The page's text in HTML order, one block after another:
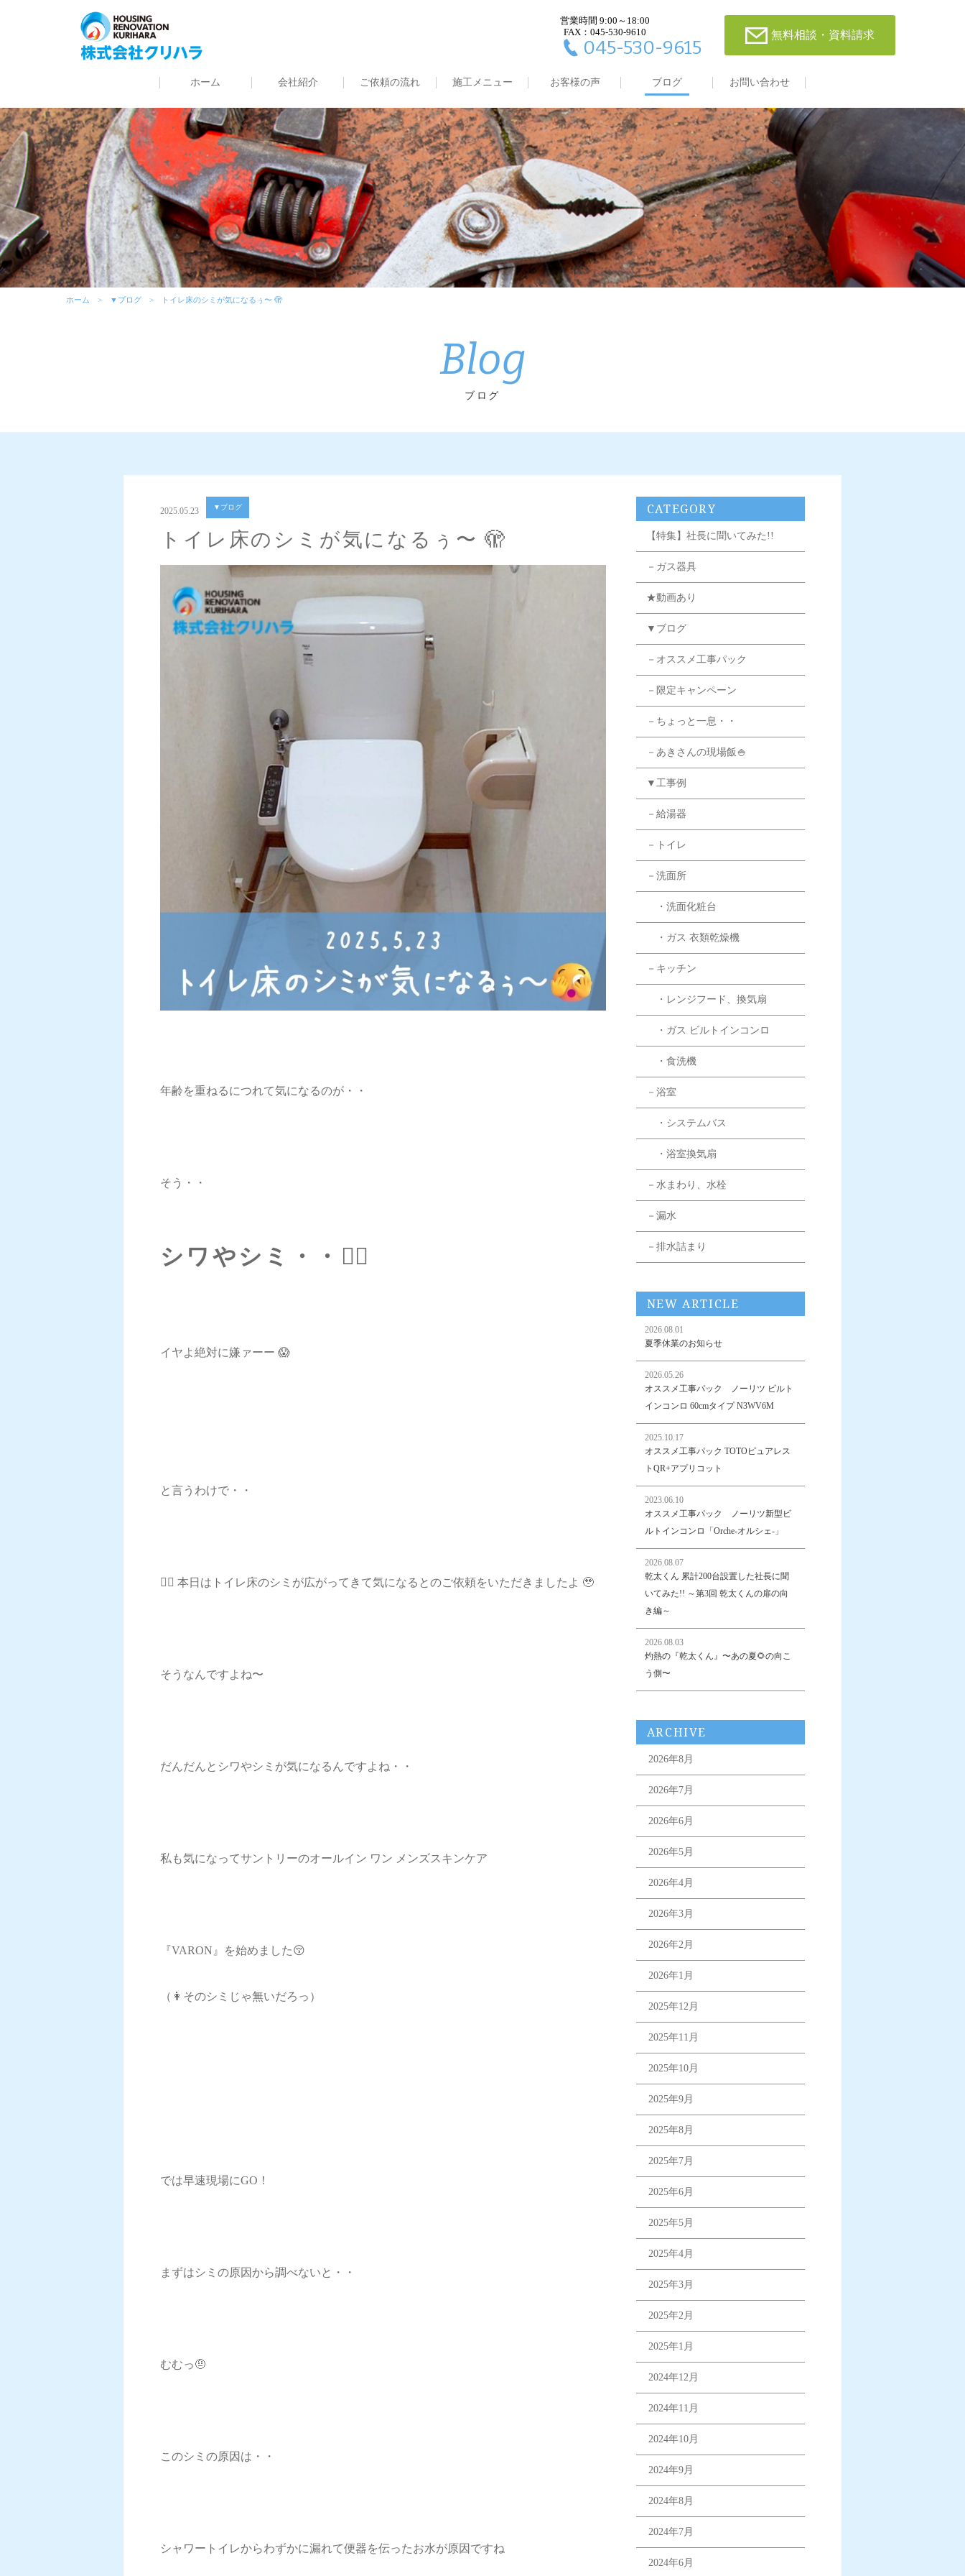
営業時間 9:00～18:00
FAX：045-530-9610
045-530-9615
無料相談・資料請求
ホーム 会社紹介 ご依頼の流れ 施工メニュー お客様の声 ブログ お問い合わせ
ホーム ▼ブログ トイレ床のシミが気になるぅ〜 🫣
Blog
ブログ
2025.05.23 ▼ブログ
トイレ床のシミが気になるぅ〜 🫣
年齢を重ねるにつれて気になるのが・・
そう・・
シワやシミ・・🤦‍♀️
イヤよ絶対に嫌ァーー 😱
と言うわけで・・
💁‍♀️ 本日はトイレ床のシミが広がってきて気になるとのご依頼をいただきましたよ 🥹
そうなんですよね〜
だんだんとシワやシミが気になるんですよね・・
私も気になってサントリーのオールイン ワン メンズスキンケア
『VARON』を始めました😚
（👩そのシミじゃ無いだろっ）
では早速現場にGO！
まずはシミの原因から調べないと・・
むむっ🤨
このシミの原因は・・
シャワートイレからわずかに漏れて便器を伝ったお水が原因ですね
CATEGORY
【特集】社長に聞いてみた!!
－ガス器具
★動画あり
▼ブログ
－オススメ工事パック
－限定キャンペーン
－ちょっと一息・・
－あきさんの現場飯🍚
▼工事例
－給湯器
－トイレ
－洗面所
・洗面化粧台
・ガス 衣類乾燥機
－キッチン
・レンジフード、換気扇
・ガス ビルトインコンロ
・食洗機
－浴室
・システムバス
・浴室換気扇
－水まわり、水栓
－漏水
－排水詰まり
NEW ARTICLE
2026.08.01
夏季休業のお知らせ
2026.05.26
オススメ工事パック ノーリツ ビルト
インコンロ 60cmタイプ N3WV6M
2025.10.17
オススメ工事パック TOTOピュアレス
トQR+アプリコット
2023.06.10
オススメ工事パック ノーリツ新型ビ
ルトインコンロ「Orche-オルシェ-」
2026.08.07
乾太くん 累計200台設置した社長に聞
いてみた!! ～第3回 乾太くんの扉の向
き編～
2026.08.03
灼熱の『乾太くん』〜あの夏🌻の向こ
う側〜
ARCHIVE
2026年8月
2026年7月
2026年6月
2026年5月
2026年4月
2026年3月
2026年2月
2026年1月
2025年12月
2025年11月
2025年10月
2025年9月
2025年8月
2025年7月
2025年6月
2025年5月
2025年4月
2025年3月
2025年2月
2025年1月
2024年12月
2024年11月
2024年10月
2024年9月
2024年8月
2024年7月
2024年6月